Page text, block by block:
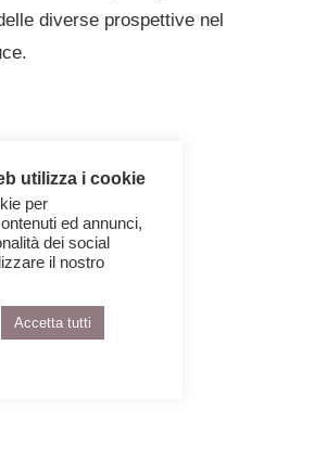
diverse prospettive nel
utilizza i cookie
per
ed annunci,
dei social
il nostro
Accetta tutti